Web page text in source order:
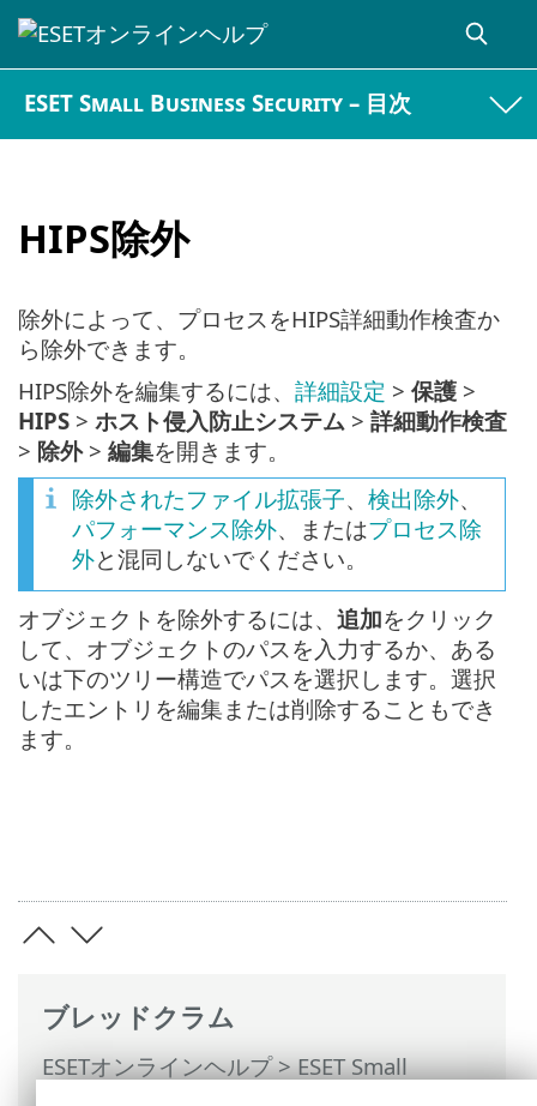
ESET Small Business Security – 目次
HIPS除外
ブレッドクラム
ESETオンラインヘルプ>ESET Small
除外によって、プロセスをHIPS詳細動作検査か
ら除外できます。
HIPS除外を編集するには、 詳細設定 > 保護 >
HIPS > ホスト侵入防止システム > 詳細動作検査
> 除外> 編集を開きます。
除外されたファイル拡張子、 検出除外、
パフォーマンス除外、またはプロセス除
外と混同しないでください。
オブジェクトを除外するには、 追加をクリック
して、オブジェクトのパスを入力するか、ある
いは下のツリー構造でパスを選択します。選択
したエントリを編集または削除することもでき
ます。